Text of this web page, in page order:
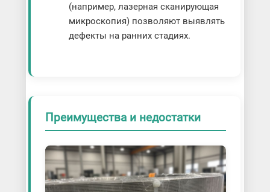
(например, лазерная сканирующая
микроскопия) позволяют выявлять
дефекты на ранних стадиях.
Преимущества и недостатки